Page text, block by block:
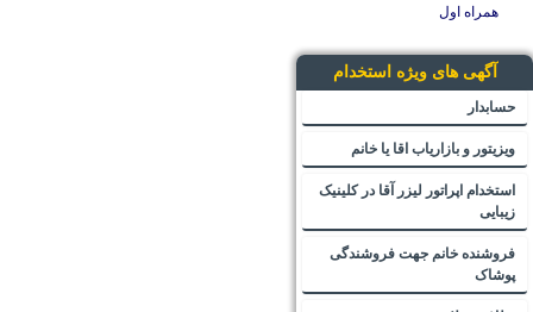
همراه اول
آگهی های ویژه استخدام
حسابدار
ویزیتور و بازاریاب اقا یا خانم
استخدام اپراتور لیزر آقا در کلینیک
زیبایی
فروشنده خانم جهت فروشندگی
پوشاک